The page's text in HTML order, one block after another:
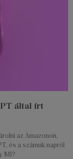
által írt
az Amazonon,
és a számuk napról
MI?